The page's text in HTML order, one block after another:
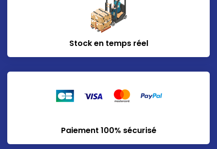
Stock en temps réel
Paiement 100% sécurisé